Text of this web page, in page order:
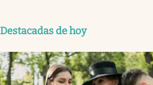
Destacadas de hoy